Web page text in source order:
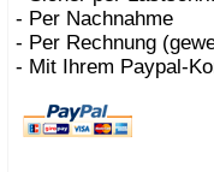
- Per Nachnahme
- Per Rechnung
- Mit Ihrem Paypal-